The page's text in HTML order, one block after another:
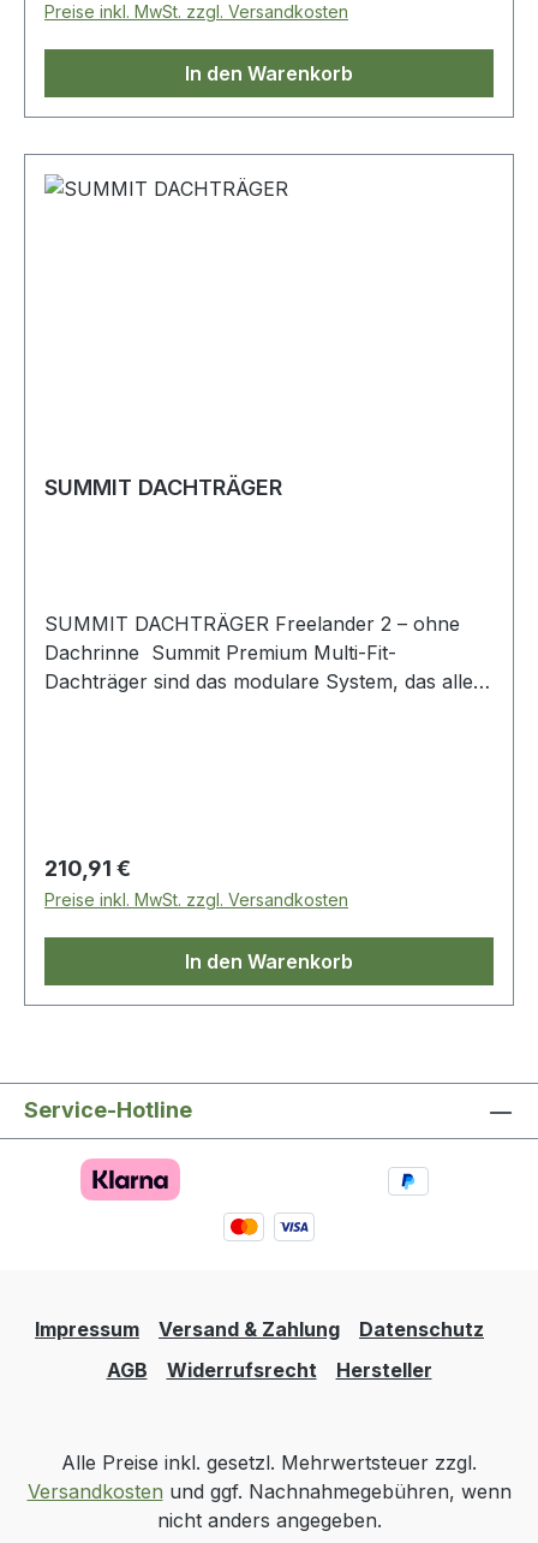
Preise inkl. MwSt. zzgl. Versandkosten
In den Warenkorb
SUMMIT DACHTRÄGER
SUMMIT DACHTRÄGER Freelander 2 – ohne
Dachrinne Summit Premium Multi-Fit-
Dachträger sind das modulare System, das alle
mm> Komplett montiert und
gebrauchsfertig> Drei Jahre Garantie> Nach
TÜV-Standards hergestellt> Maximale
Belastung 75 kg
Regulärer Preis:
210,91 €
Preise inkl. MwSt. zzgl. Versandkosten
In den Warenkorb
Service-Hotline
Impressum Versand & Zahlung
Datenschutz
AGB
Widerrufsrecht Hersteller
Alle Preise inkl. gesetzl. Mehrwertsteuer zzgl.
Versandkosten und ggf. Nachnahmegebühren, wenn
nicht anders angegeben.